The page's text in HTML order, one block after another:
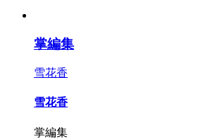
掌編集
雪花香
雪花香
掌編集